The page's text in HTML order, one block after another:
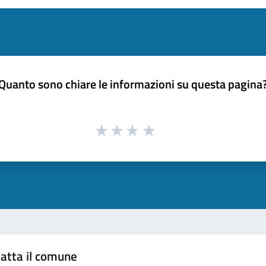
sono chiare le informazioni su questa
il comune